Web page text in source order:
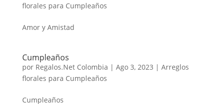
florales para Cumpleaños
Amor y Amistad
Cumpleaños
por Regalos.Net Colombia | Ago 3, 2023 | Arreglos
florales para Cumpleaños
Cumpleaños